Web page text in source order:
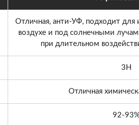
Отличная, анти-УФ, подходит для
воздухе и под солнечными
при длительном
3H
Отличная
92-